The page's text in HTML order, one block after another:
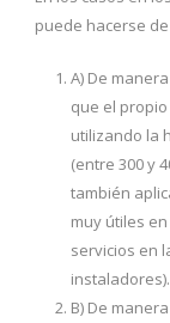
puede hacerse
A) De
que el
utilizando la
(entre 300 y
también
muy útiles
servicios en
instaladores).
B) De